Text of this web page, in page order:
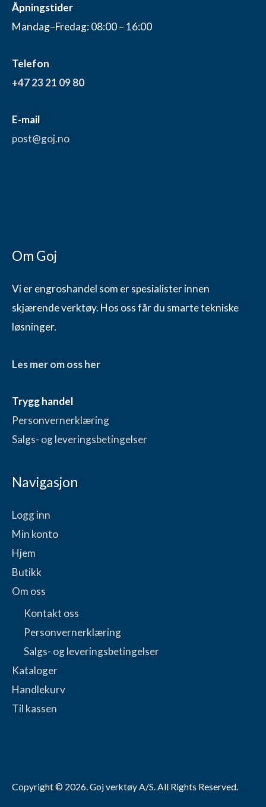
Åpningstider
Mandag–Fredag: 08:00 – 16:00
Telefon
+47 23 21 09 80
E-mail
post@goj.no
Om Goj
Vi er engroshandel som er spesialister innen
skjærende verktøy. Hos oss får du smarte tekniske
løsninger.
Les mer om oss her
Trygg handel
Personvernerklæring
Salgs- og leveringsbetingelser
Navigasjon
Logg inn
Min konto
Hjem
Butikk
Om oss
Kontakt oss
Personvernerklæring
Salgs- og leveringsbetingelser
Kataloger
Handlekurv
Til kassen
Copyright © 2026.Gojverktøy A/S. All Rights Reserved.